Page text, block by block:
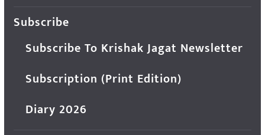
Subscribe
Subscribe To Krishak Jagat Newsletter
Subscription (Print Edition)
Diary 2026